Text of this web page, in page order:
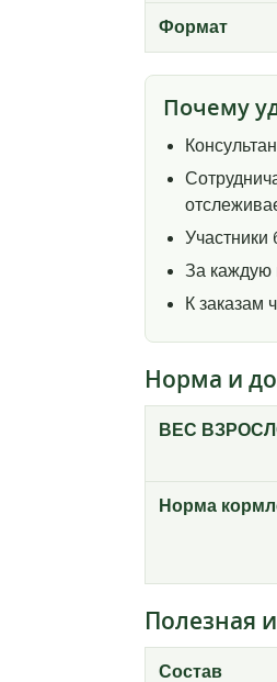
Формат
Почему
За каждую
К заказам
Норма и
ВЕС
Норма
Полезная
Состав